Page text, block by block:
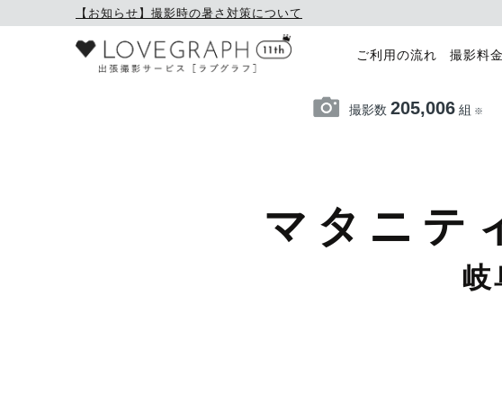
【お知らせ】撮影時の暑さ対策について
ご利用の流れ 撮影料
撮影数 205,006組 ※
マタニテ
岐